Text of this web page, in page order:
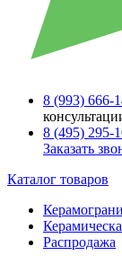
8 (993) 666-
8 (495) 295-
Заказать
Каталог товаров
Распродажа